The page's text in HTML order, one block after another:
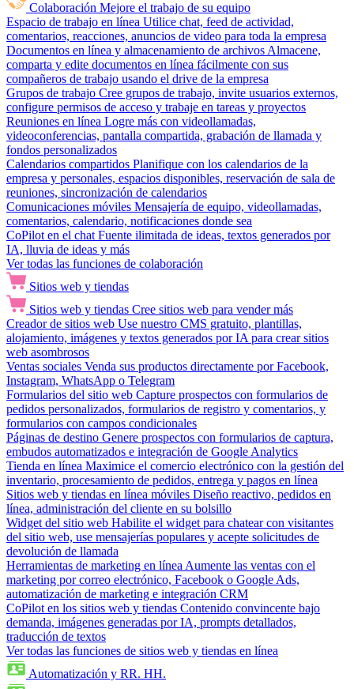
Colaboración Mejore el trabajo de su equipo
Espacio de trabajo en línea Utilice chat, feed de actividad,
comentarios, reacciones, anuncios de video para toda la empresa
Documentos en línea y almacenamiento de archivos Almacene,
comparta y edite documentos en línea fácilmente con sus
compañeros de trabajo usando el drive de la empresa
Grupos de trabajo Cree grupos de trabajo, invite usuarios externos,
configure permisos de acceso y trabaje en tareas y proyectos
Reuniones en línea Logre más con videollamadas,
videoconferencias, pantalla compartida, grabación de llamada y
fondos personalizados
Calendarios compartidos Planifique con los calendarios de la
empresa y personales, espacios disponibles, reservación de sala de
reuniones, sincronización de calendarios
Comunicaciones móviles Mensajería de equipo, videollamadas,
comentarios, calendario, notificaciones donde sea
CoPilot en el chat Fuente ilimitada de ideas, textos generados por
IA, lluvia de ideas y más
Ver todas las funciones de colaboración
Sitios web y tiendas
Sitios web y tiendas Cree sitios web para vender más
Creador de sitios web Use nuestro CMS gratuito, plantillas,
alojamiento, imágenes y textos generados por IA para crear sitios
web asombrosos
Ventas sociales Venda sus productos directamente por Facebook,
Instagram, WhatsApp o Telegram
Formularios del sitio web Capture prospectos con formularios de
pedidos personalizados, formularios de registro y comentarios, y
formularios con campos condicionales
Páginas de destino Genere prospectos con formularios de captura,
embudos automatizados e integración de Google Analytics
Tienda en línea Maximice el comercio electrónico con la gestión del
inventario, procesamiento de pedidos, entrega y pagos en línea
Sitios web y tiendas en línea móviles Diseño reactivo, pedidos en
línea, administración del cliente en su bolsillo
Widget del sitio web Habilite el widget para chatear con visitantes
del sitio web, use mensajerías populares y acepte solicitudes de
devolución de llamada
Herramientas de marketing en línea Aumente las ventas con el
marketing por correo electrónico, Facebook o Google Ads,
automatización de marketing e integración CRM
CoPilot en los sitios web y tiendas Contenido convincente bajo
demanda, imágenes generadas por IA, prompts detallados,
traducción de textos
Ver todas las funciones de sitios web y tiendas en línea
Automatización y RR. HH.